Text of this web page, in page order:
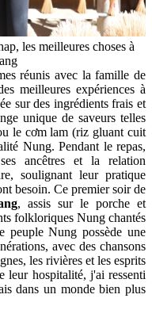
les meilleures choses à
réunis avec la famille de
meilleures expériences à
sur des ingrédients frais et
unique de saveurs telles
le cơm lam (riz gluant cuit
Nung. Pendant le repas,
ancêtres et la relation
soulignant leur pratique
besoin. Ce premier soir de
, assis sur le porche et
folkloriques Nung chantés
Nung possède une
avec des chansons
les rivières et les esprits
leur hospitalité, j'ai ressenti
dans un monde bien plus